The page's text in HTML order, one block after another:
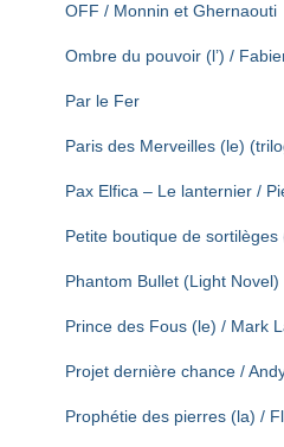
OFF / Monnin et Ghernaouti
Ombre du pouvoir (l’) /
Par le Fer
Paris des Merveilles (le)
Pax Elfica – Le lanternier /
Petite boutique de
Phantom Bullet (Light Novel)
Prince des Fous (le) / Mark
Projet dernière chance /
Prophétie des pierres (la) /